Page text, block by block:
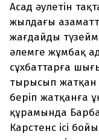
Асад әулетін
жылдағы
жағдайды
әлемге жұмбақ
сұхбаттарға
тырысып жатқан
беріп жатқанға
құрамында
Карстенс ісі